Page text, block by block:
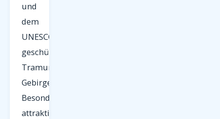
und
dem
UNESCO-
geschützten
Tramuntana-
Gebirge.
Besonders
attraktiv: